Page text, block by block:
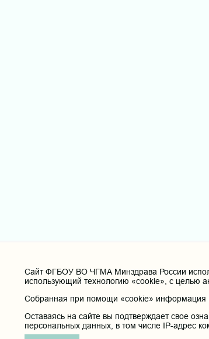
Cайт ФГБОУ ВО ЧГМА Минздрава России
использующий технологию «cookie», с целью
Собранная при помощи «cookie» информация
Оставаясь на сайте вы подтверждает свое
персональных данных, в том числе IP-адрес